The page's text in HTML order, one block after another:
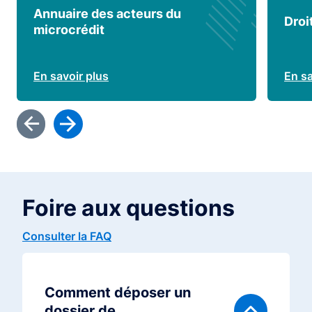
Annuaire des acteurs du
microcrédit
En savoir plus En
Foire aux questions
Consulter la FAQ
Comment déposer un